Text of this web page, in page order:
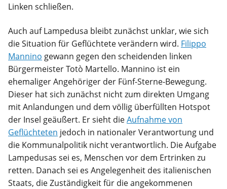
Linken schließen.
Auch auf Lampedusa bleibt zunächst unklar, wie sich
die Situation für Geflüchtete verändern wird. Filippo
Mannino gewann gegen den scheidenden linken
Bürgermeister Totò Martello. Mannino ist ein
ehemaliger Angehöriger der Fünf-Sterne-Bewegung.
Dieser hat sich zunächst nicht zum direkten Umgang
mit Anlandungen und dem völlig überfüllten Hotspot
der Insel geäußert. Er sieht dieAufnahme von
Geflüchteten jedoch in nationaler Verantwortung und
die Kommunalpolitik nicht verantwortlich. Die Aufgabe
Lampedusas sei es, Menschen vor dem Ertrinken zu
retten. Danach sei es Angelegenheit des italienischen
Staats, die Zuständigkeit für die angekommenen